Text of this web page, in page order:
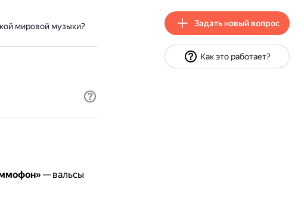
мировой музыки?
— вальсы
Задать новый вопрос
Как это работает?